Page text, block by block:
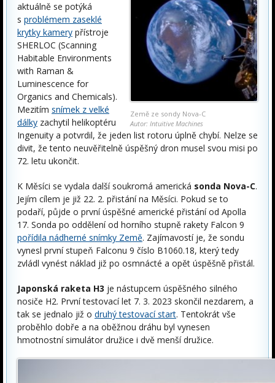
Země ze sondy Nova-C
Autor: Intuitive Machines
aktuálně se potýká
s problémem zaseklé
krytky kamery přístroje
SHERLOC (Scanning
Habitable Environments
with Raman &
Luminescence for
Organics and Chemicals).
Mezitím snímek z velké
dálky zachytil helikoptéru
Ingenuity a potvrdil, že jeden list rotoru úplně chybí. Nelze se
divit, že tento neuvěřitelně úspěšný dron musel svou misi po
72. letu ukončit.
K Měsíci se vydala další soukromá americká sonda Nova-C.
Jejím cílem je již 22. 2. přistání na Měsíci. Pokud se to
podaří, půjde o první úspěšné americké přistání od Apolla
17. Sonda po oddělení od horního stupně rakety Falcon 9
pořídila nádherné snímky Země. Zajímavostí je, že sondu
vynesl první stupeň Falconu 9 číslo B1060.18, který tedy
zvládl vynést náklad již po osmnácté a opět úspěšně přistál.
Japonská raketa H3 je nástupcem úspěšného silného
nosiče H2. První testovací let 7. 3. 2023 skončil nezdarem, a
tak se jednalo již o druhý testovací start. Tentokrát vše
proběhlo dobře a na oběžnou dráhu byl vynesen
hmotnostní simulátor družice i dvě menší družice.